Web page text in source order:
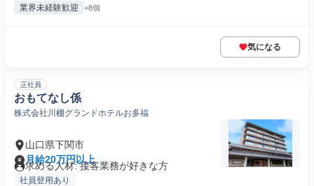
業界未経験歓迎 +8個
気になる
正社員
おもてなし係
株式会社川棚グランドホテルお多福
山口県下関市
月給20万円以上
求める人材: 接客業務が好きな方
社員登用あり